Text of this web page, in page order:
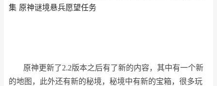
集 原神谜境悬兵愿望任务
原神更新了2.2版本之后有了新的内容，其中有一个新
的地图，此外还有新的秘境，秘境中有新的宝箱，很多玩